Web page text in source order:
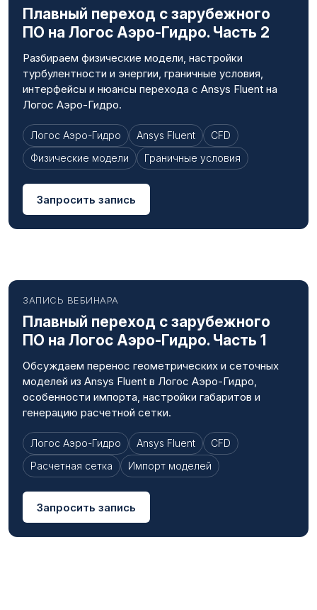
Плавный переход с зарубежного
ПО на Логос Аэро-Гидро. Часть 2
Разбираем физические модели, настройки
турбулентности и энергии, граничные условия,
интерфейсы и нюансы перехода с Ansys Fluent на
Логос Аэро-Гидро.
Логос Аэро-Гидро Ansys Fluent
CFD
Физические модели
Граничные условия
Запросить запись
ЗАПИСЬ ВЕБИНАРА
Плавный переход с зарубежного
ПО на Логос Аэро-Гидро. Часть 1
Обсуждаем перенос геометрических и сеточных
моделей из Ansys Fluent в Логос Аэро-Гидро,
особенности импорта, настройки габаритов и
генерацию расчетной сетки.
Логос Аэро-Гидро Ansys Fluent
CFD
Расчетная сетка
Импорт моделей
Запросить запись